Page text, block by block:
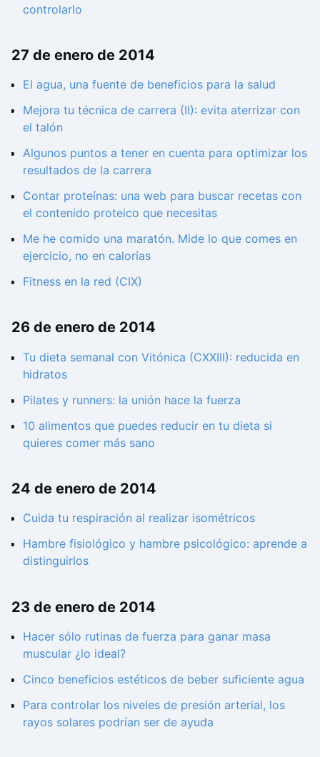
controlarlo
27 de enero de 2014
El agua, una fuente de beneficios para la salud
Mejora tu técnica de carrera (II): evita aterrizar con
el talón
Algunos puntos a tener en cuenta para optimizar los
resultados de la carrera
Contar proteínas: una web para buscar recetas con
el contenido proteico que necesitas
Me he comido una maratón. Mide lo que comes en
ejercicio, no en calorías
Fitness en la red (CIX)
26 de enero de 2014
Tu dieta semanal con Vitónica (CXXIII): reducida en
hidratos
Pilates y runners: la unión hace la fuerza
10 alimentos que puedes reducir en tu dieta si
quieres comer más sano
24 de enero de 2014
Cuida tu respiración al realizar isométricos
Hambre fisiológico y hambre psicológico: aprende a
distinguirlos
23 de enero de 2014
Hacer sólo rutinas de fuerza para ganar masa
muscular ¿lo ideal?
Cinco beneficios estéticos de beber suficiente agua
Para controlar los niveles de presión arterial, los
rayos solares podrían ser de ayuda